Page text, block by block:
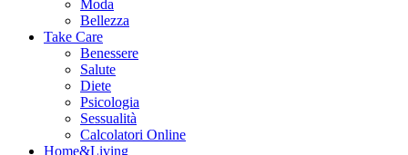
Moda
Bellezza
Take Care
Benessere
Salute
Diete
Psicologia
Sessualità
Calcolatori Online
Home&Living